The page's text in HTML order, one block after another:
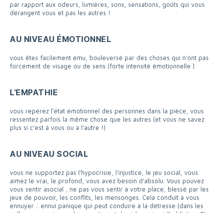
par rapport aux odeurs, lumières, sons, sensations, goûts qui vous
dérangent vous et pas les autres !
AU NIVEAU ÉMOTIONNEL
vous êtes facilement ému, bouleversé par des choses qui n’ont pas
forcément de visage ou de sens (forte intensité émotionnelle )
L’EMPATHIE
vous repérez l’état émotionnel des personnes dans la pièce, vous
ressentez parfois la même chose que les autres (et vous ne savez
plus si c’est à vous ou à l’autre !)
AU NIVEAU SOCIAL
vous ne supportez pas l’hypocrisie, l’injustice, le jeu social, vous
aimez le vrai, le profond, vous avez besoin d’absolu. Vous pouvez
vous sentir asocial , ne pas vous sentir à votre place, blessé par les
jeux de pouvoir, les conflits, les mensonges. Cela conduit à vous
ennuyer .. ennui panique qui peut conduire à la détresse (dans les